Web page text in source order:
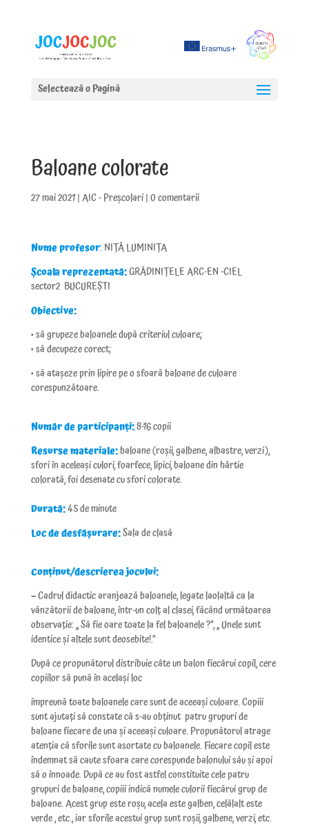
Selectează o Pagină
Baloane colorate
27 mai 2021|AIC - Preșcolari|0 comentarii
Nume profesor:NIȚĂ LUMINIȚA
Școala reprezentată:GRĂDINIȚELE ARC-EN -CIEL
sector2 BUCUREȘTI
Obiective:
• să grupeze baloanele după criteriul culoare;
• să decupeze corect;
• să atașeze prin lipire pe o sfoară baloane de culoare
corespunzătoare.
Număr de participanți:8-16 copii
Resurse materiale:baloane (roșii, galbene, albastre, verzi),
sfori în aceleași culori, foarfece, lipici, baloane din hârtie
colorată, foi desenate cu sfori colorate.
Durată:45 de minute
Loc de desfășurare:Sala de clasă
Conținut/descrierea jocului:
–Cadrul didactic aranjează baloanele, legate laolaltă ca la
vânzătorii de baloane, într-un colț al clasei, făcând următoarea
observație: ,, Să fie oare toate la fel baloanele ?”, ,, Unele sunt
identice și altele sunt deosebite!.”
După ce propunătorul distribuie câte un balon fiecărui copil, cere
copiilor să pună în același loc
împreună toate baloanele care sunt de aceeași culoare. Copiii
sunt ajutați să constate că s-au obținut patru grupuri de
baloane fiecare de una și aceeași culoare. Propunătorul atrage
atenția că sforile sunt asortate cu baloanele. Fiecare copil este
îndemnat să caute sfoara care corespunde balonului său și apoi
să o înnoade. După ce au fost astfel constituite cele patru
grupuri de baloane, copiii indică numele culorii fiecărui grup de
baloane. Acest grup este roșu, acela este galben, celălalt este
verde , etc., iar sforile acestui grup sunt roșii, galbene, verzi, etc.